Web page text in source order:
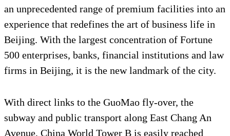
an unprecedented range of premium facilities into an
experience that redefines the art of business life in
Beijing. With the largest concentration of Fortune
500 enterprises, banks, financial institutions and law
firms in Beijing, it is the new landmark of the city.
With direct links to the GuoMao fly-over, the
subway and public transport along East Chang An
Avenue, China World Tower B is easily reached